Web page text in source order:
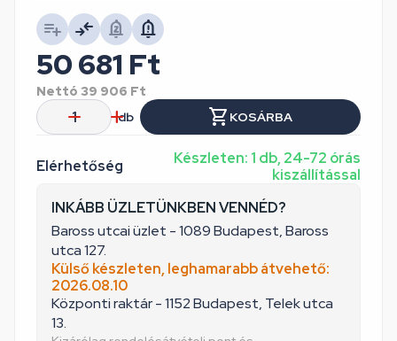
Elérhetőség
Készleten: 1 db, 24-72 órás
kiszállítással
INKÁBB ÜZLETÜNKBEN VENNÉD?
Baross utcai üzlet - 1089 Budapest, Baross
utca 127.
Külső készleten, leghamarabb átvehető:
2026.08.10
Központi raktár - 1152 Budapest, Telek utca
13.
50 681 Ft
Nettó 39 906 Ft
db
KOSÁRBA